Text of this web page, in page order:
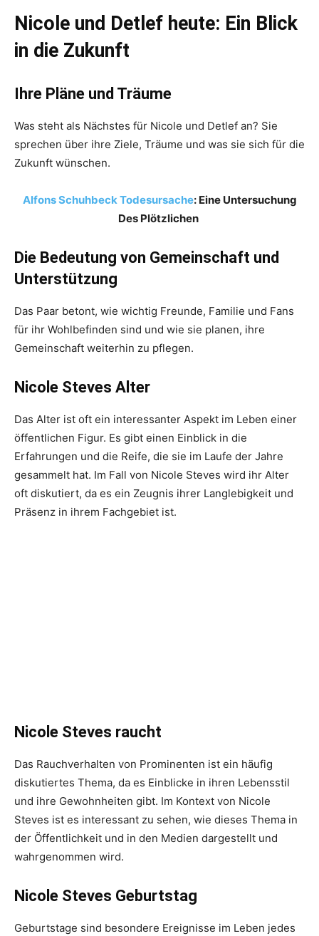
Nicole und Detlef heute: Ein Blick
in die Zukunft
Ihre Pläne und Träume
Was steht als Nächstes für Nicole und Detlef an? Sie
sprechen über ihre Ziele, Träume und was sie sich für die
Zukunft wünschen.
Alfons Schuhbeck Todesursache: Eine Untersuchung
Des Plötzlichen
Die Bedeutung von Gemeinschaft und
Unterstützung
Das Paar betont, wie wichtig Freunde, Familie und Fans
für ihr Wohlbefinden sind und wie sie planen, ihre
Gemeinschaft weiterhin zu pflegen.
Nicole Steves Alter
Das Alter ist oft ein interessanter Aspekt im Leben einer
öffentlichen Figur. Es gibt einen Einblick in die
Erfahrungen und die Reife, die sie im Laufe der Jahre
gesammelt hat. Im Fall von Nicole Steves wird ihr Alter
oft diskutiert, da es ein Zeugnis ihrer Langlebigkeit und
Präsenz in ihrem Fachgebiet ist.
Nicole Steves raucht
Das Rauchverhalten von Prominenten ist ein häufig
diskutiertes Thema, da es Einblicke in ihren Lebensstil
und ihre Gewohnheiten gibt. Im Kontext von Nicole
Steves ist es interessant zu sehen, wie dieses Thema in
der Öffentlichkeit und in den Medien dargestellt und
wahrgenommen wird.
Nicole Steves Geburtstag
Geburtstage sind besondere Ereignisse im Leben jedes